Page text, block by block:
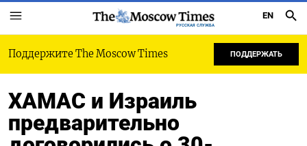
РУССКАЯ СЛУЖБА
EN
Поддержите The Moscow Times ПОДДЕРЖАТЬ
ХАМАС и Израиль
предварительно